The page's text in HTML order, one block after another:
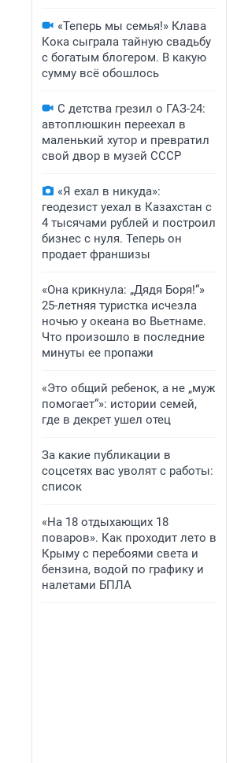
«Теперь мы семья!» Клава
Кока сыграла тайную свадьбу
с богатым блогером. В какую
сумму всё обошлось
С детства грезил о ГАЗ-24:
автоплюшкин переехал в
маленький хутор и превратил
свой двор в музей СССР
«Я ехал в никуда»:
геодезист уехал в Казахстан с
4 тысячами рублей и построил
бизнес с нуля. Теперь он
продает франшизы
«Она крикнула: „Дядя Боря!“»
25-летняя туристка исчезла
ночью у океана во Вьетнаме.
Что произошло в последние
минуты ее пропажи
«Это общий ребенок, а не „муж
помогает“»: истории семей,
где в декрет ушел отец
За какие публикации в
соцсетях вас уволят с работы:
список
«На 18 отдыхающих 18
поваров». Как проходит лето в
Крыму с перебоями света и
бензина, водой по графику и
налетами БПЛА